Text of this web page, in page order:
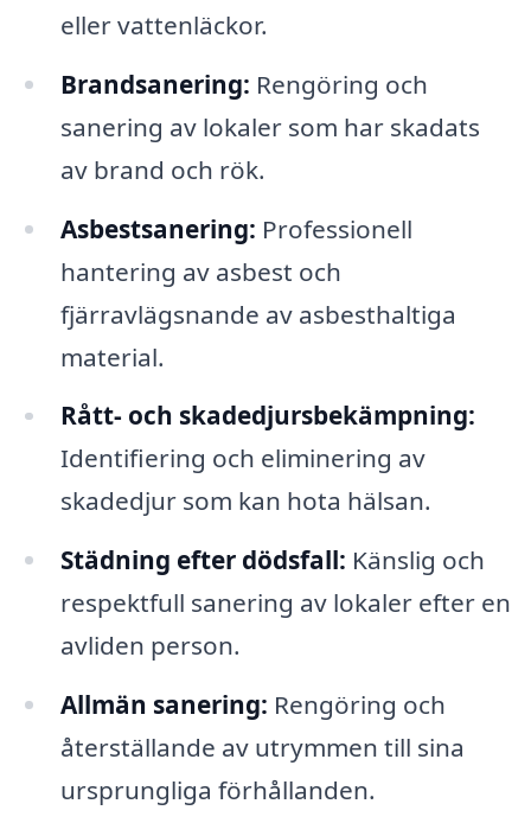
eller vattenläckor.
Brandsanering: Rengöring och
sanering av lokaler som har skadats
av brand och rök.
Asbestsanering: Professionell
hantering av asbest och
fjärravlägsnande av asbesthaltiga
material.
Rått- och skadedjursbekämpning:
Identifiering och eliminering av
skadedjur som kan hota hälsan.
Städning efter dödsfall: Känslig och
respektfull sanering av lokaler efter en
avliden person.
Allmän sanering: Rengöring och
återställande av utrymmen till sina
ursprungliga förhållanden.